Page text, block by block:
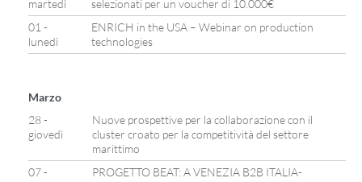
martedì
selezionati per un voucher di 10.000€
01 -
lunedì
ENRICH in the USA – Webinar on production
technologies
Marzo
28 -
giovedì
Nuove prospettive per la collaborazione con il
cluster croato per la competitività del settore
marittimo
07 -
PROGETTO BEAT: A VENEZIA B2B ITALIA-